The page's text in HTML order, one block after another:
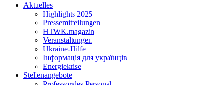
Aktuelles
Highlights 2025
Pressemitteilungen
HTWK.magazin
Veranstaltungen
Ukraine-Hilfe
Інформація для українців
Energiekrise
Stellenangebote